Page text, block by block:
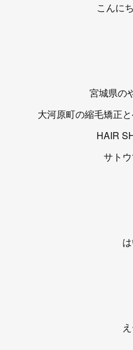
こんに
宮城県の
大河原町の縮毛矯正
HAIR
サトウ